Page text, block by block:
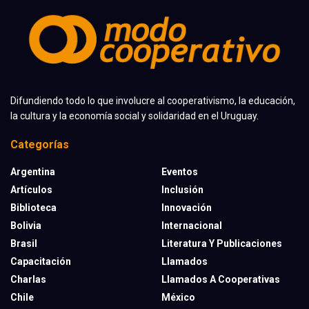
Difundiendo todo lo que involucre al cooperativismo, la educación,
la cultura y la economía social y solidaridad en el Uruguay.
Categorías
Argentina
Artículos
Biblioteca
Bolivia
Brasil
Capacitación
Charlas
Chile
Eventos
Inclusión
Innovación
Internacional
Literatura Y Publicaciones
Llamados
Llamados A Cooperativas
México